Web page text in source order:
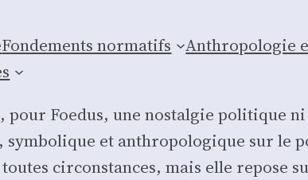
Fon­de­ments nor­ma­tifs Anthro­po­lo­gie
pour Foe­dus, une nos­tal­gie
et anthro­po­lo­gique sur le
cir­cons­tances, mais elle repose